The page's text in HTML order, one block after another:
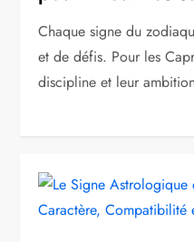
Chaque signe du
et de défis. Pour les
discipline et leur